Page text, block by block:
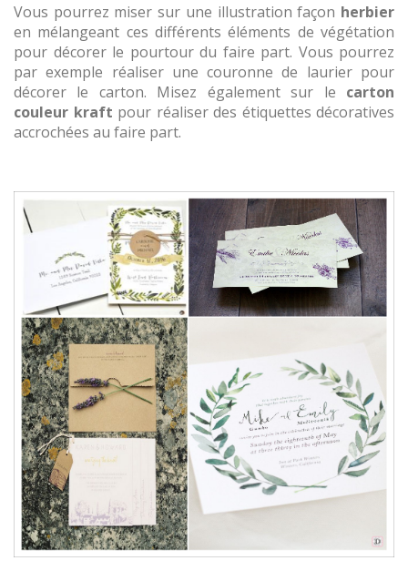
Vous pourrez miser sur une illustration façon herbier
en mélangeant ces différents éléments de végétation
pour décorer le pourtour du faire part. Vous pourrez
par exemple réaliser une couronne de laurier pour
décorer le carton. Misez également sur le carton
couleur kraft pour réaliser des étiquettes décoratives
accrochées au faire part.